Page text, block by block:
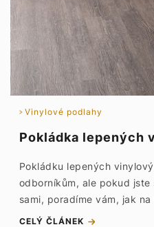
Vinylové podlahy
Pokládka lepených
Pokládku lepených
odborníkům, ale pokud
sami, poradíme vám, jak na
CELÝ ČLÁNEK